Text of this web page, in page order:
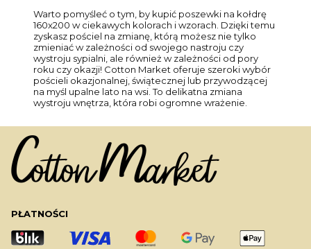
Warto pomyśleć o tym, by kupić poszewki na kołdrę
160x200 w ciekawych kolorach i wzorach. Dzięki temu
zyskasz pościel na zmianę, którą możesz nie tylko
zmieniać w zależności od swojego nastroju czy
wystroju sypialni, ale również w zależności od pory
roku czy okazji! Cotton Market oferuje szeroki wybór
pościeli okazjonalnej, świątecznej lub przywodzącej
na myśl upalne lato na wsi. To delikatna zmiana
wystroju wnętrza, która robi ogromne wrażenie.
PŁATNOŚCI